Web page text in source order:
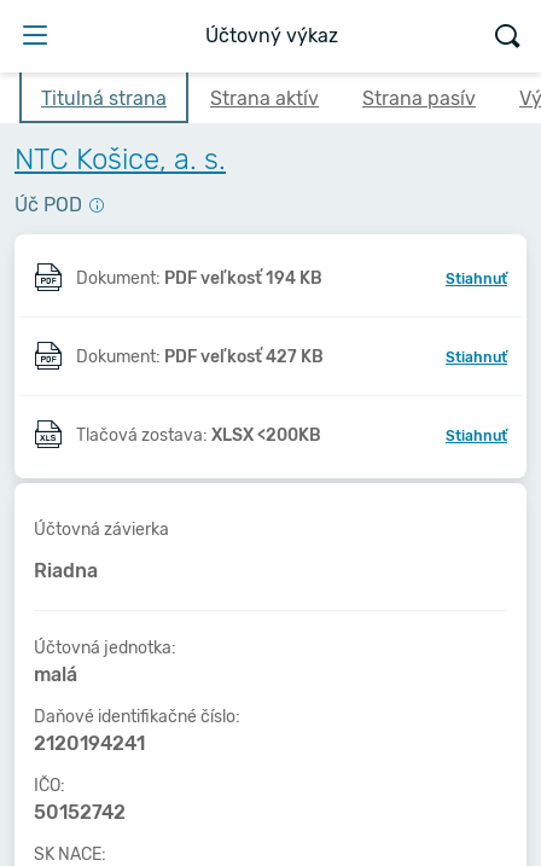
Účtovný výkaz
Titulná strana Strana aktív Strana pasív
NTC Košice, a. s.
Úč POD
Dokument: PDF veľkosť 194 KB Stiahnuť
Dokument: PDF veľkosť 427 KB Stiahnuť
Tlačová zostava: XLSX <200KB Stiahnuť
Účtovná závierka
Riadna
Účtovná jednotka:
malá
Daňové identifikačné číslo:
2120194241
IČO:
50152742
SK NACE: